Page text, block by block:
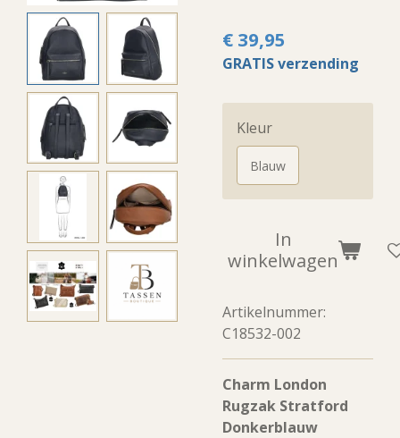
€ 39,95
GRATIS verzending
Kleur
Blauw
In
winkelwagen
Artikelnummer:
C18532-002
Charm London
Rugzak Stratford
Donkerblauw